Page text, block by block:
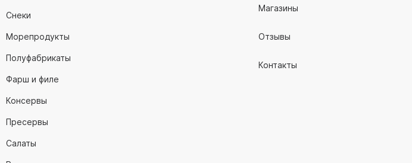
Снеки
Морепродукты
Полуфабрикаты
Фарш и филе
Консервы
Пресервы
Салаты
Магазины
Отзывы
Контакты